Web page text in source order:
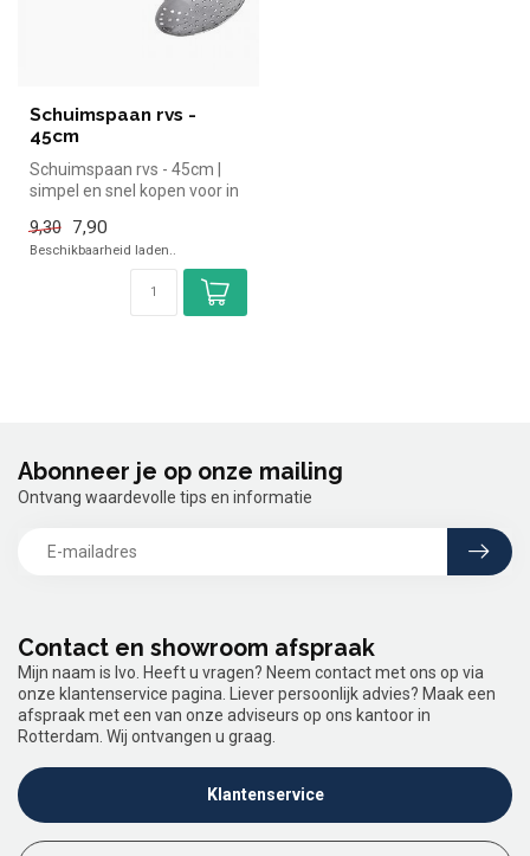
Schuimspaan rvs -
45cm
Schuimspaan rvs - 45cm |
simpel en snel kopen voor in
9,30
7,90
Beschikbaarheid laden..
Contact en showroom afspraak
Mijn naam is Ivo. Heeft u vragen? Neem contact met ons op via
onze klantenservice pagina. Liever persoonlijk advies? Maak een
afspraak met een van onze adviseurs op ons kantoor in
Rotterdam. Wij ontvangen u graag.
Klantenservice
Abonneer je op onze mailing
Ontvang waardevolle tips en informatie